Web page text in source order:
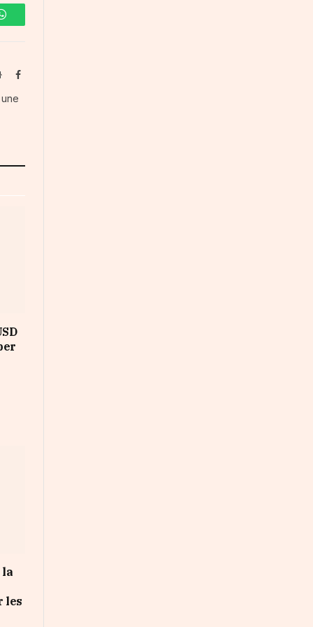
WhatsApp
WebsiteFacebook
la
les